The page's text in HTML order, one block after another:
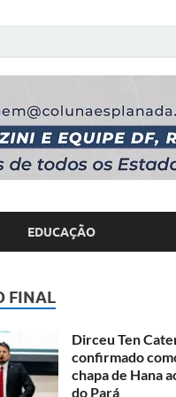
EDUCAÇÃO
FINAL
Dirceu Ten
confirmado
chapa de Hana
do Pará